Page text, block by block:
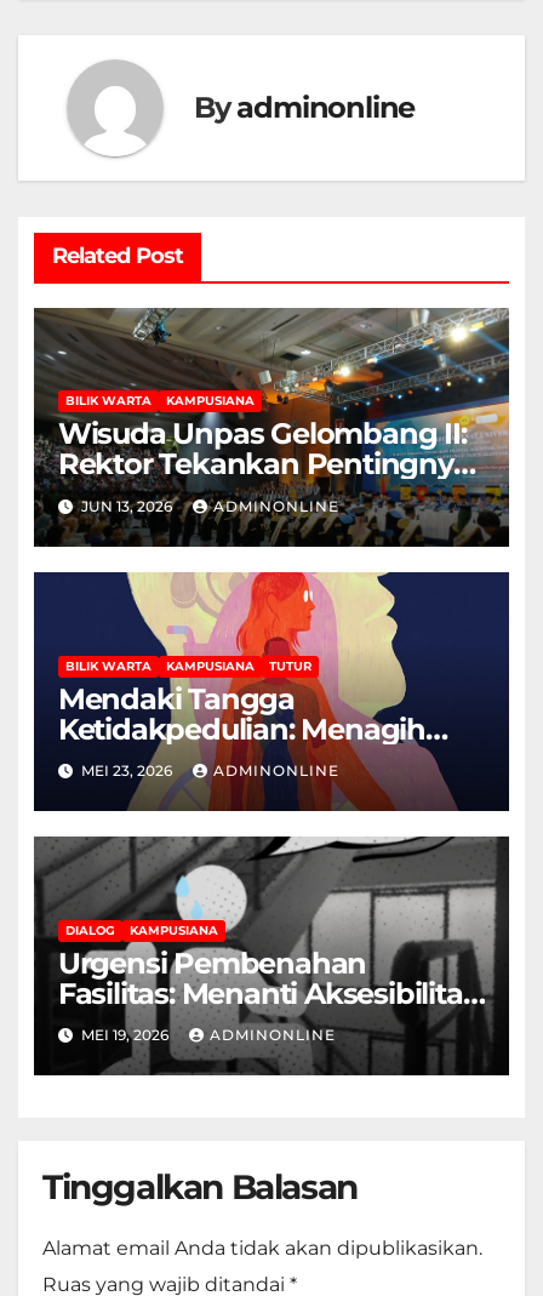
Byadminonline
Related Post
BILIK WARTA KAMPUSIANA
Wisuda Unpas Gelombang II:
Rektor Tekankan Pentingnya
Sertifikasi Keahlian
JUN 13, 2026 ADMINONLINE
BILIK WARTA KAMPUSIANA TUTUR
Mendaki Tangga
Ketidakpedulian: Menagih
Hak Disabilitas yang
Terpasung di Selasar Kampus
MEI 23, 2026 ADMINONLINE
DIALOG KAMPUSIANA
Urgensi Pembenahan
Fasilitas: Menanti Aksesibilitas
Ramah Disabilitas di Gedung
Fakultas Teknik
MEI 19, 2026 ADMINONLINE
Tinggalkan Balasan
Alamat email Anda tidak akan dipublikasikan.
Ruas yang wajib ditandai *